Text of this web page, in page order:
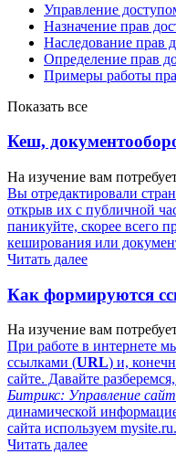
Управление
Назначение прав
Наследование прав
Определение прав
Примеры работы
Показать все
Кеш,
На изучение вам
Вы отредактировали
открыв их с публичной
паникуйте, скорее всего
кеширования или
Читать далее
Как формируются
На изучение вам
При работе в интернете
ссылками (URL) и,
сайте. Давайте
Битрикс: Управление
динамической
сайта используем mysite.ru.
Читать далее